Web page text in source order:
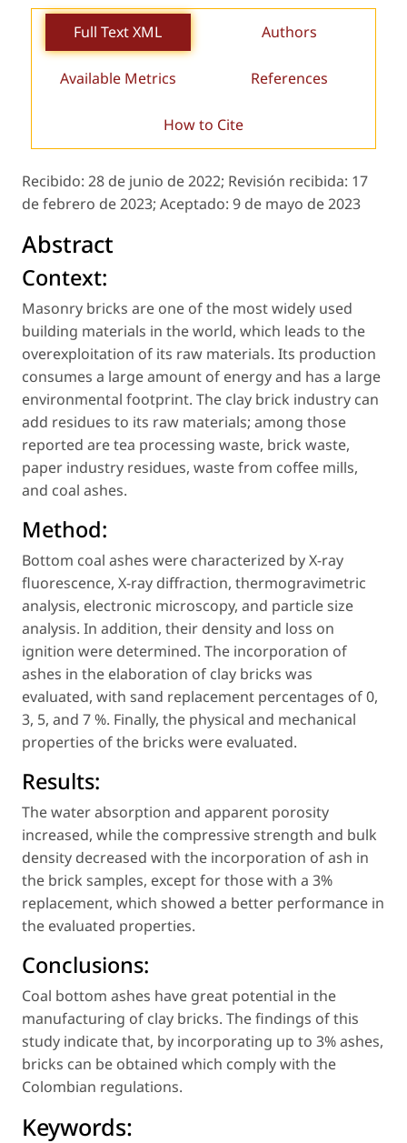
Full Text XML Authors
Available Metrics References
How to Cite
Recibido: 28 de junio de 2022; Revisión recibida: 17
de febrero de 2023; Aceptado: 9 de mayo de 2023
Abstract
Context:
Masonry bricks are one of the most widely used
building materials in the world, which leads to the
overexploitation of its raw materials. Its production
consumes a large amount of energy and has a large
environmental footprint. The clay brick industry can
add residues to its raw materials; among those
reported are tea processing waste, brick waste,
paper industry residues, waste from coffee mills,
and coal ashes.
Method:
Bottom coal ashes were characterized by X-ray
fluorescence, X-ray diffraction, thermogravimetric
analysis, electronic microscopy, and particle size
analysis. In addition, their density and loss on
ignition were determined. The incorporation of
ashes in the elaboration of clay bricks was
evaluated, with sand replacement percentages of 0,
3, 5, and 7 %. Finally, the physical and mechanical
properties of the bricks were evaluated.
Results:
The water absorption and apparent porosity
increased, while the compressive strength and bulk
density decreased with the incorporation of ash in
the brick samples, except for those with a 3%
replacement, which showed a better performance in
the evaluated properties.
Conclusions:
Coal bottom ashes have great potential in the
manufacturing of clay bricks. The findings of this
study indicate that, by incorporating up to 3% ashes,
bricks can be obtained which comply with the
Colombian regulations.
Keywords: